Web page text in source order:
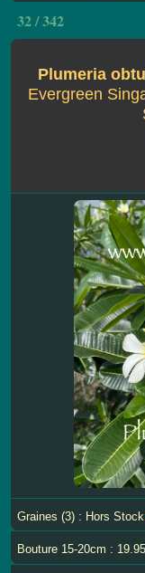
32 / 342
Plumeria
Evergreen
Graines (3) : Hors Stock
Bouture 15-20cm :